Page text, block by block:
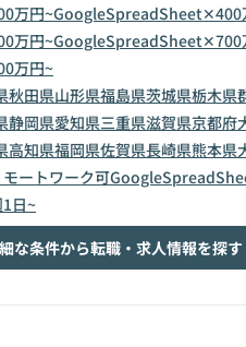
万円~GoogleSpreadSheet✕400
万円~GoogleSpreadSheet✕700
万円~
秋田県山形県福島県茨城県栃木県
静岡県愛知県三重県滋賀県京都府
高知県福岡県佐賀県長崎県熊本県
ートワーク可
日~
な条件から転職・求人情報を探す